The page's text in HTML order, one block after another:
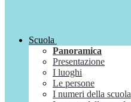
Scuola
Panoramica
Presentazione
I luoghi
Le persone
I numeri della scuola